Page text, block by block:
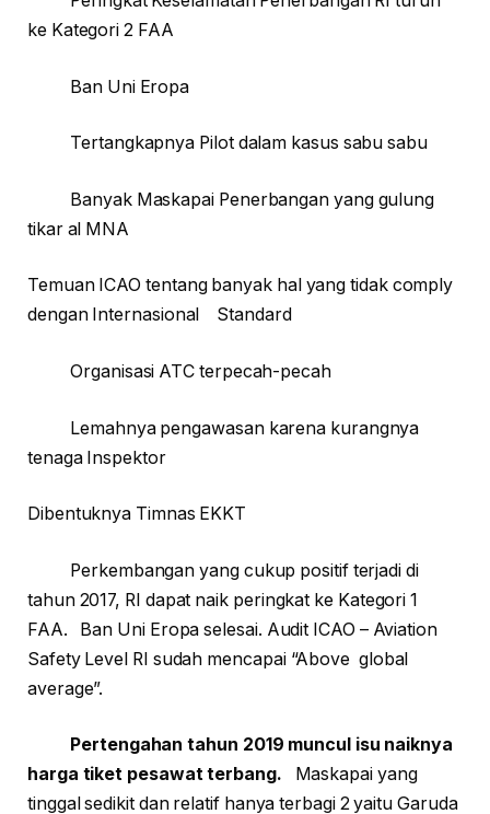
ke Kategori 2 FAA
Ban Uni Eropa
Tertangkapnya Pilot dalam kasus sabu sabu
Banyak Maskapai Penerbangan yang gulung
tikar al MNA
Temuan ICAO tentang banyak hal yang tidak comply
dengan Internasional Standard
Organisasi ATC terpecah-pecah
Lemahnya pengawasan karena kurangnya
tenaga Inspektor
Dibentuknya Timnas EKKT
Perkembangan yang cukup positif terjadi di
tahun 2017, RI dapat naik peringkat ke Kategori 1
FAA. Ban Uni Eropa selesai. Audit ICAO – Aviation
Safety Level RI sudah mencapai “Above global
average”.
Pertengahan tahun 2019 muncul isu naiknya
harga tiket pesawat terbang. Maskapai yang
tinggal sedikit dan relatif hanya terbagi 2 yaitu Garuda